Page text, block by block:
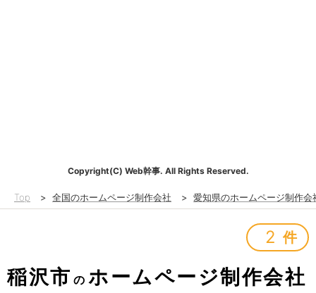
Copyright(C) Web幹事. All Rights Reserved.
Top > 全国のホームページ制作会社 > 愛知県のホームページ制作会
2 件
稲沢市 の ホームページ制作会社